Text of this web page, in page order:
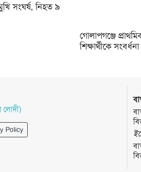
সংঘর্ষ, নিহত ৯
গোলাপগঞ্জে
শিক্ষার্থীকে সংবর্ধনা
লোদী)
Policy